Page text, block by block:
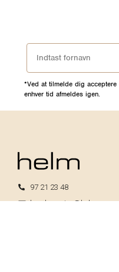
*Ved at tilmelde dig acceptere
enhver tid afmeldes igen.
97 21 23 48
kundeservice@helm.nu